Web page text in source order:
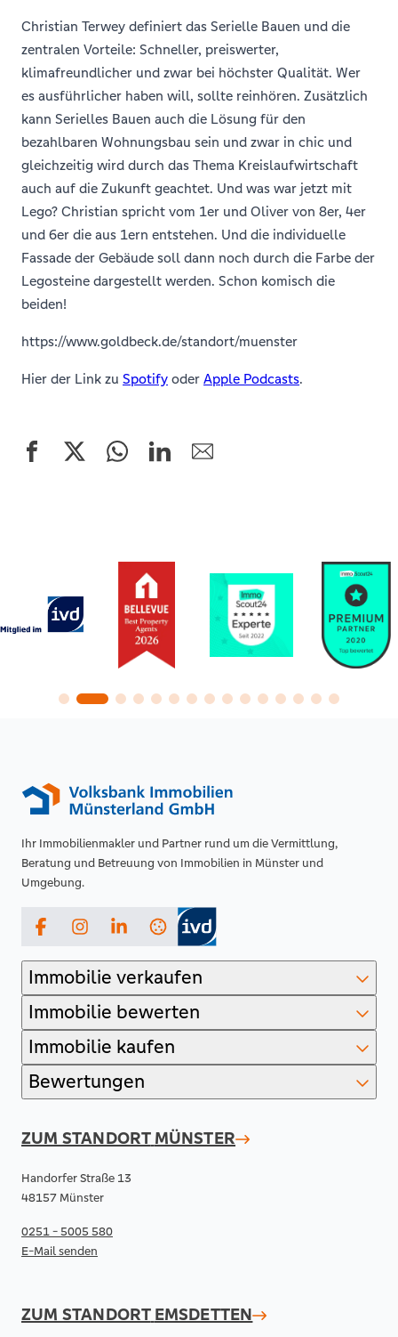
Christian Terwey definiert das Serielle Bauen und die
zentralen Vorteile: Schneller, preiswerter,
klimafreundlicher und zwar bei höchster Qualität. Wer
es ausführlicher haben will, sollte reinhören. Zusätzlich
kann Serielles Bauen auch die Lösung für den
bezahlbaren Wohnungsbau sein und zwar in chic und
gleichzeitig wird durch das Thema Kreislaufwirtschaft
auch auf die Zukunft geachtet. Und was war jetzt mit
Lego? Christian spricht vom 1er und Oliver von 8er, 4er
und 6er die aus 1ern entstehen. Und die individuelle
Fassade der Gebäude soll dann noch durch die Farbe der
Legosteine dargestellt werden. Schon komisch die
beiden!
https://www.goldbeck.de/standort/muenster
Hier der Link zu Spotify oder Apple Podcasts.
Ihr Immobilienmakler und Partner rund um die Vermittlung,
Beratung und Betreuung von Immobilien in Münster und
Umgebung.
FacebookInstagramLinkedIn
Immobilie verkaufen
Immobilie bewerten
Immobilie kaufen
Bewertungen
ZUM STANDORT MÜNSTER
Handorfer Straße 13
48157 Münster
0251 - 5005 580
E-Mail senden
ZUM STANDORT EMSDETTEN